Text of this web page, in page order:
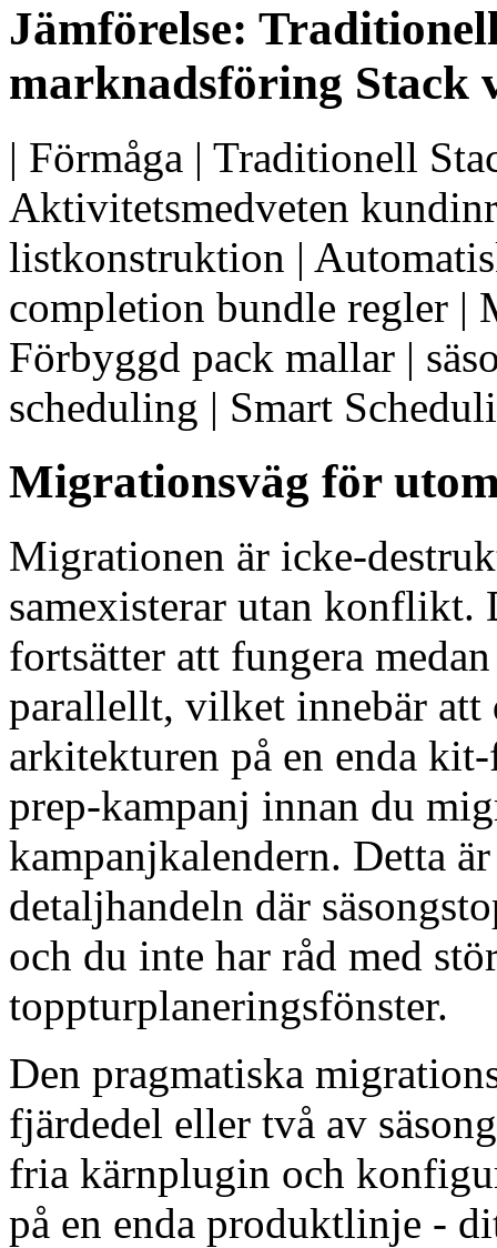
Jämförelse:
marknadsföring Stack
| Förmåga | Traditionell
Aktivitetsmedveten
listkonstruktion |
completion bundle regler |
Förbyggd pack mallar |
scheduling | Smart
Migrationsväg för
Migrationen är icke-
samexisterar utan
fortsätter att fungera
parallellt, vilket innebär att
arkitekturen på en enda
prep-kampanj innan du
kampanjkalendern. Detta
detaljhandeln där
och du inte har råd med
toppturplaneringsfönster.
Den pragmatiska
fjärdedel eller två av
fria kärnplugin och
på en enda produktlinje -